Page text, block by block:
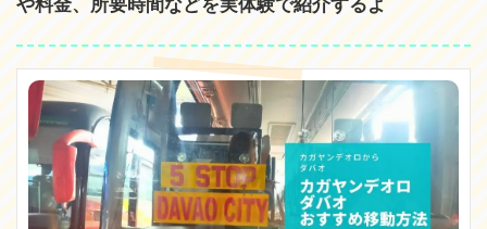
や料金、所要時間などを実体験で紹介するよ